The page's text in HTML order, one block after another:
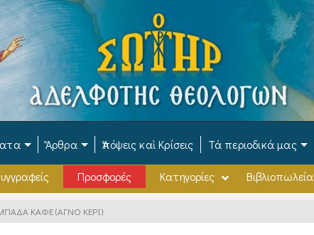
Ἄρθρα Ἀπόψεις καὶ Κρίσεις Τά περιοδικά μας
Προσφορές Κατηγορίες Βιβλιοπωλεία
ΚΑΦΕ (ΑΓΝΟ ΚΕΡΙ)